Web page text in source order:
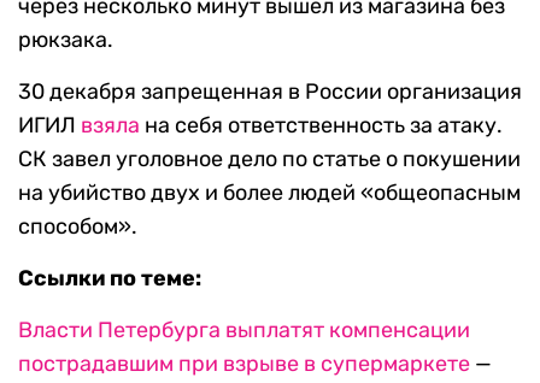
через несколько минут вышел из магазина без
рюкзака.
30 декабря запрещенная в России организация
ИГИЛ взяла на себя ответственность за атаку.
СК завел уголовное дело по статье о покушении
на убийство двух и более людей «общеопасным
способом».
Ссылки по теме:
Власти Петербурга выплатят компенсации
пострадавшим при взрыве в супермаркете —